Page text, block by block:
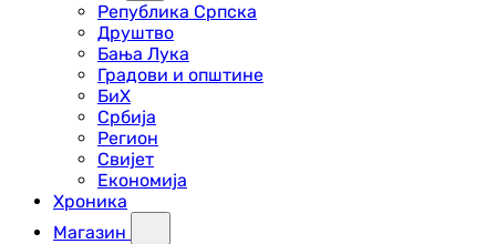
Република Српска
Друштво
Бања Лука
Градови и општине
БиХ
Србија
Регион
Свијет
Економија
Хроника
Магазин